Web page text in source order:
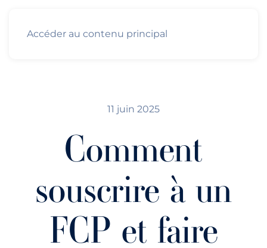
Accéder au contenu principal
11 juin 2025
Comment
souscrire à un
FCP et faire